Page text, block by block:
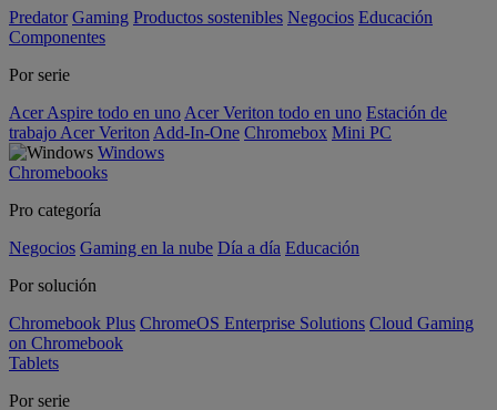
Predator Gaming Productos sostenibles Negocios Educación
Componentes
Por serie
Acer Aspire todo en uno Acer Veriton todo en uno Estación de
trabajo Acer Veriton Add-In-One Chromebox Mini PC
Windows
Chromebooks
Pro categoría
Negocios Gaming en la nube Día a día Educación
Por solución
Chromebook Plus ChromeOS Enterprise Solutions Cloud Gaming
on Chromebook
Tablets
Por serie